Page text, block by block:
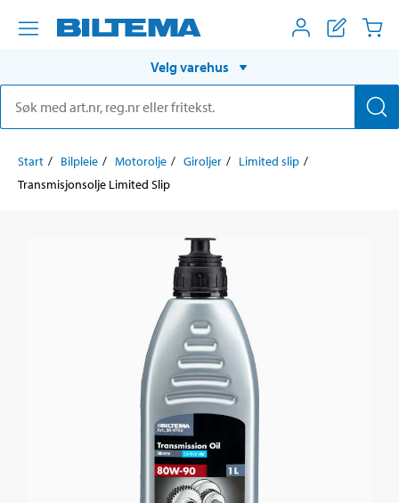
Velg varehus
Start Bilpleie Motorolje Giroljer
Limited slip
Transmisjonsolje Limited Slip